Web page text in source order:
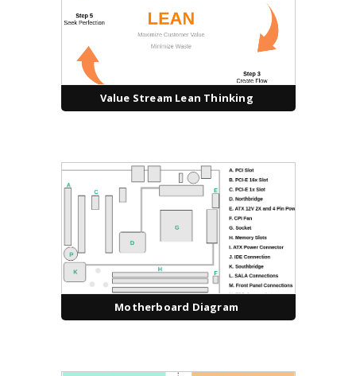
Value Stream Lean Thinking
Motherboard Diagram